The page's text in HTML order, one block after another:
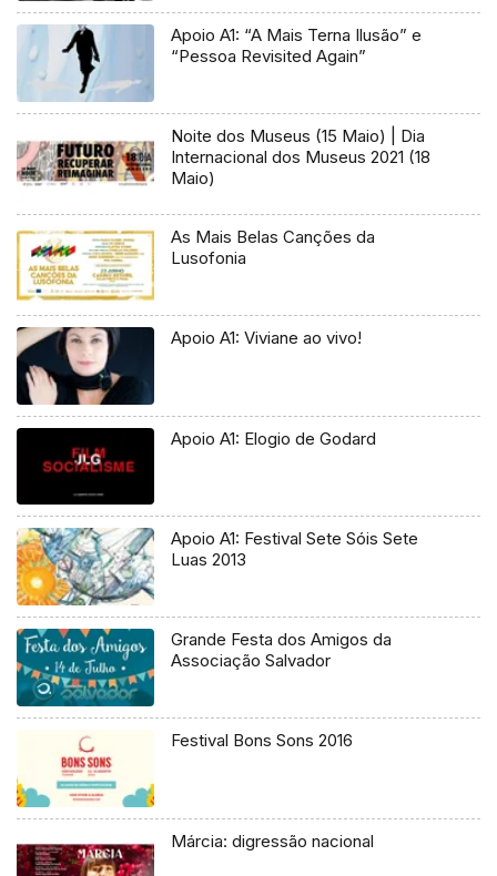
Apoio A1: “A Mais Terna Ilusão” e
“Pessoa Revisited Again”
Noite dos Museus (15 Maio) | Dia
Internacional dos Museus 2021 (18
Maio)
As Mais Belas Canções da
Lusofonia
Apoio A1: Viviane ao vivo!
Apoio A1: Elogio de Godard
Apoio A1: Festival Sete Sóis Sete
Luas 2013
Grande Festa dos Amigos da
Associação Salvador
Festival Bons Sons 2016
Márcia: digressão nacional